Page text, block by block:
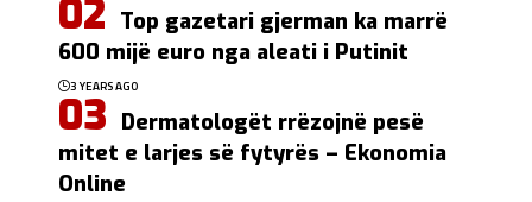
Top gazetari gjerman ka marrë
600 mijë euro nga aleati i Putinit
3 YEARS AGO
Dermatologët rrëzojnë pesë
mitet e larjes së fytyrës – Ekonomia
Online